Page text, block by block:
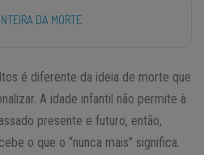
DA MORTE
é diferente da ideia de morte que
A idade infantil não permite à
presente e futuro, então,
o que o “nunca mais” significa.